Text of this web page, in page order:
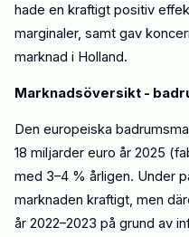
hade en kraftigt positiv
marginaler, samt gav
marknad i Holland.
Marknadsöversikt -
Den europeiska
18 miljarder euro år 2025
med 3–4 % årligen. Under
marknaden kraftigt, men
år 2022–2023 på grund av